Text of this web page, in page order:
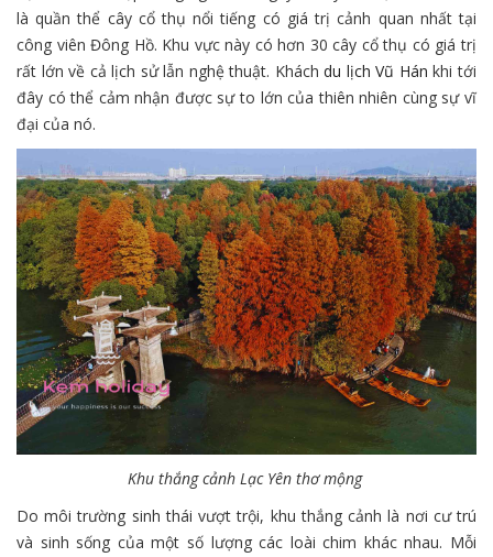
là quần thể cây cổ thụ nổi tiếng có giá trị cảnh quan nhất tại
công viên Đông Hồ. Khu vực này có hơn 30 cây cổ thụ có giá trị
rất lớn về cả lịch sử lẫn nghệ thuật. Kháchdu lịch Vũ Hán khi tới
đây có thể cảm nhận được sự to lớn của thiên nhiên cùng sự vĩ
đại của nó.
Khu thắng cảnh Lạc Yên thơ mộng
Do môi trường sinh thái vượt trội, khu thắng cảnh là nơi cư trú
và sinh sống của một số lượng các loài chim khác nhau. Mỗi